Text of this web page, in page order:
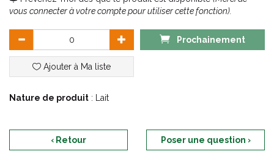
vous connecter à votre compte pour utiliser cette fonction).
Prochainement
Ajouter à Ma liste
Nature de produit : Lait
‹ Retour Poser une question ›